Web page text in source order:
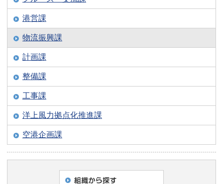
港営課
物流振興課
計画課
整備課
工事課
洋上風力拠点化推進課
空港企画課